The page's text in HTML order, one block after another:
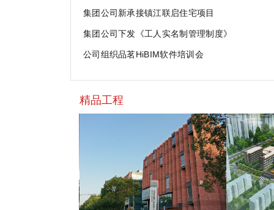
集团公司新承接镇江联启住宅项目
集团公司下发《工人实名制管理制度》
公司组织品茗HiBIM软件培训会
精品工程